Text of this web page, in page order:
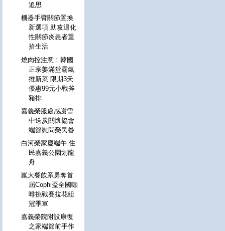
追思
機器手臂關節置換
新選項 助攻退化
性關節炎患者重
拾生活
燒肉控注意！韓國
正宗姜滿堂霸氣
推新菜 限期3天
優惠99元小戰斧
豬排
嘉義榮服處感謝雪
中送炭關懷協會
端節慰問榮民眷
白河榮家慶端午 住
民嘉義公園划龍
舟
崑大餐飲系勇奪首
屆Cophi盃全國咖
啡挑戰賽拉花組
冠季軍
嘉義榮院附設康復
之家端節前手作